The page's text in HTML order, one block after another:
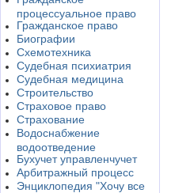
процессуальное право
Гражданское право
Биографии
Схемотехника
Судебная психиатрия
Судебная медицина
Строительство
Страховое право
Страхование
Водоснабжение
водоотведение
Бухучет управленчучет
Арбитражный процесс
Энциклопедия "Хочу все